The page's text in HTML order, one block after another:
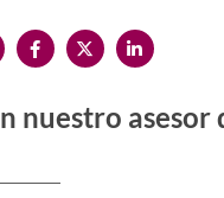
nuestro asesor